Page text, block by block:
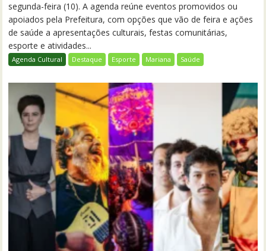
segunda-feira (10). A agenda reúne eventos promovidos ou
apoiados pela Prefeitura, com opções que vão de feira e ações
de saúde a apresentações culturais, festas comunitárias,
esporte e atividades...
Agenda Cultural Destaque Esporte Mariana Saúde